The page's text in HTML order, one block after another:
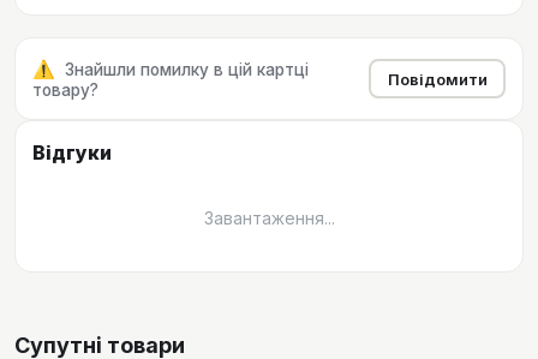
⚠️
Знайшли помилку в цій картці
товару?
Повідомити
Відгуки
Завантаження...
Супутні товари